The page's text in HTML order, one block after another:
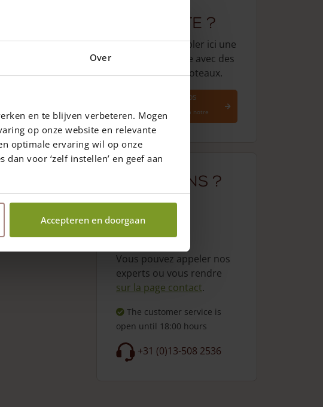
Over
en te blijven verbeteren. Mogen
op onze website en relevante
optimale ervaring wil op onze
voor ‘zelf instellen’ en geef aan
Accepteren en doorgaan
complète ?
Il suffit d'assembler ici une
clôture complète avec des
portails et des poteaux.
Assemblez vos
Faites le calcul via notre
outil
Questions ?
Vous pouvez appeler nos
experts ou vous rendre
sur la page contact.
The customer service is
open until 18:00 hours
+31 (0)13-508 2536